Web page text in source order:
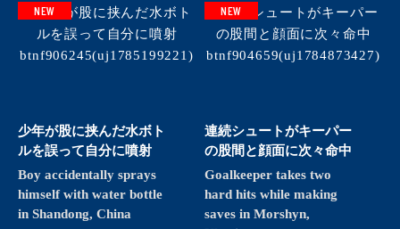
NEW
少年が股に挟んだ水ボト
ルを誤って自分に噴射
Boy accidentally sprays
himself with water bottle
in Shandong, China
NEW
連続シュートがキーパー
の股間と顔面に次々命中
Goalkeeper takes two
hard hits while making
saves in Morshyn,